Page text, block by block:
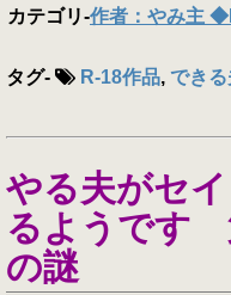
カテゴリ-作者：やみ主
タグ- R-18作品, できる
やる夫がセ
るようです
の謎